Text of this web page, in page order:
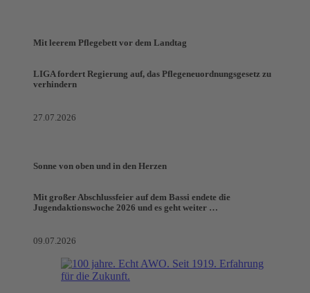
Mit leerem Pflegebett vor dem Landtag
LIGA fordert Regierung auf, das Pflegeneuordnungsgesetz zu
verhindern
27.07.2026
Sonne von oben und in den Herzen
Mit großer Abschlussfeier auf dem Bassi endete die
Jugendaktionswoche 2026 und es geht weiter …
09.07.2026